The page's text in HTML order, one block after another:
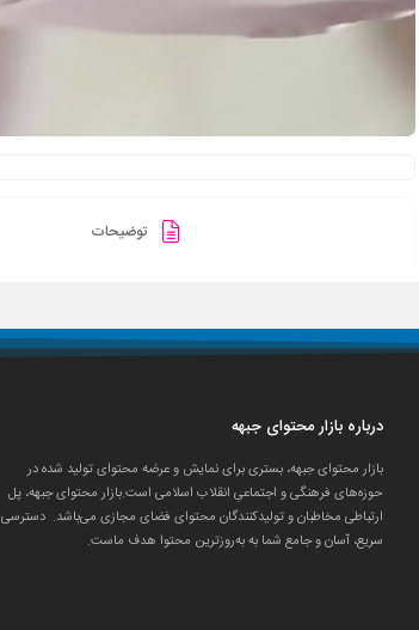
توضیحات
درباره بازار محتوای جبهه
بازار محتوای جبهه، بستری برای نمایش و عرضه محتوای تولید شده در
حوزه‌های فرهنگی و اجتماعیِ انقلاب اسلامی است.بازار محتوای جبهه، پل
ارتباطی مخاطبان و تولید‌کنندگان محتوای فضای مجازی می‌باشد. دسترسی
سریع، آسان و جامع شما به به‌روزترین محتوا هدف ماست.